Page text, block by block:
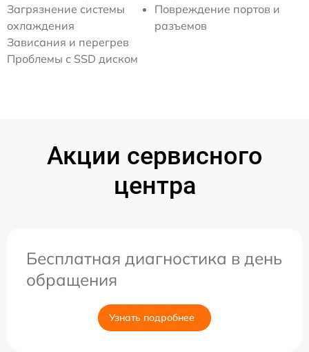
Загрязнение системы
охлаждения
Повреждение портов и
разъемов
Зависания и перегрев
Проблемы с SSD диском
Акции сервисного
центра
Бесплатная диагностика в день
обращения
Узнать подробнее